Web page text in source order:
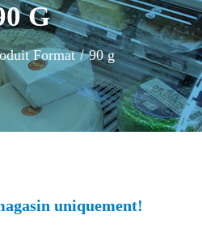
G
Format 90 g
uniquement!